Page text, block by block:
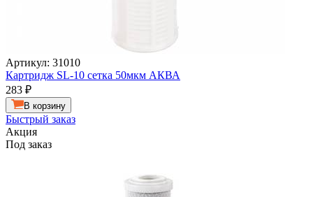
Артикул: 31010
Картридж SL-10 сетка 50мкм АКВА
283 ₽
В корзину
Быстрый заказ
Акция
Под заказ